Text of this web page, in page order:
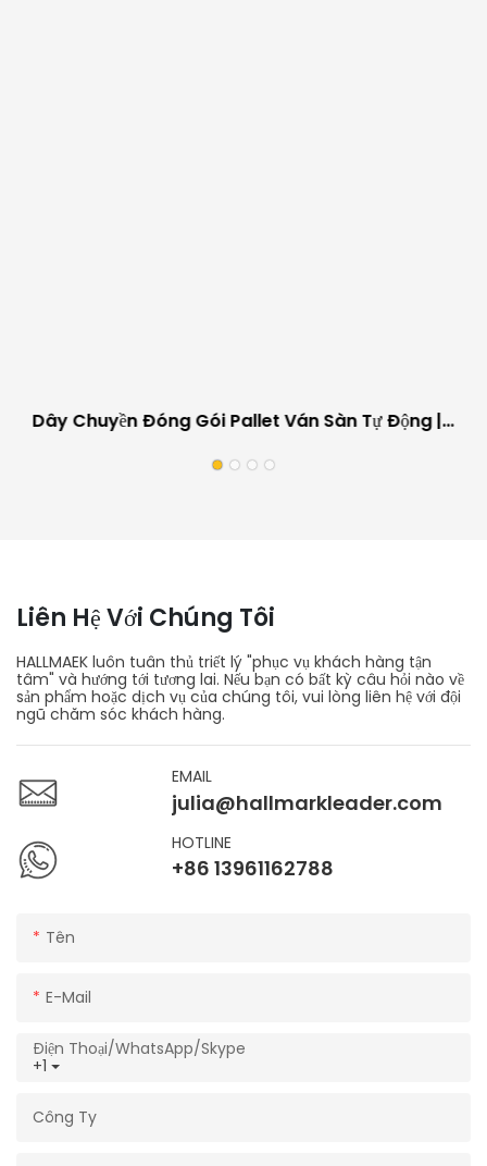
Dây Chuyền Đóng Gói Pallet Ván Sàn Tự Động |
Liên Hệ Với Chúng Tôi
HALLMAEK luôn tuân thủ triết lý "phục vụ khách hàng tận
tâm" và hướng tới tương lai. Nếu bạn có bất kỳ câu hỏi nào về
sản phẩm hoặc dịch vụ của chúng tôi, vui lòng liên hệ với đội
ngũ chăm sóc khách hàng.
EMAIL
julia@hallmarkleader.com
HOTLINE
+86 13961162788
Tên
E-Mail
+1
Điện Thoại/WhatsApp/Skype
Công Ty